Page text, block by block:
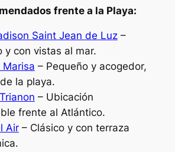
frente a la Playa:
Saint Jean de Luz–
y con vistas al mar.
Marisa – Pequeño y acogedor,
la playa.
– Ubicación
frente al Atlántico.
Air– Clásico y con terraza